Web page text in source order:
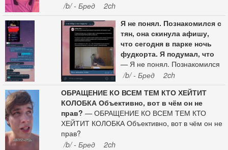
/b/ - Бред
2ch
Я не понял. Познакомился с
тян, она скинула афишу,
что сегодня в парке ночь
фудкорта. Я подумал, что
— Я не понял. Познакомился
с тян, она скинула афишу, что
сегодня в парке ночь
фудкорта. Я подумал, что она
меня таким образом
приглашает выпить. А потом
про какого-то мальчика пишет
/b/ - Бред
2ch
ОБРАЩЕНИЕ КО ВСЕМ ТЕМ КТО ХЕЙТИТ
КОЛОБКА Объективно, вот в чём он не
прав? — ОБРАЩЕНИЕ КО ВСЕМ ТЕМ КТО
ХЕЙТИТ КОЛОБКА Объективно, вот в чём он не
прав?
/b/ - Бред
2ch